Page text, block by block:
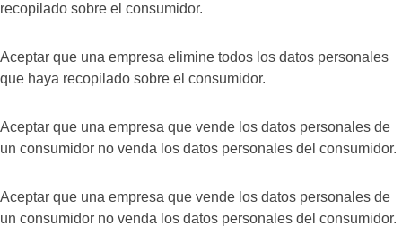
recopilado sobre el consumidor.
Aceptar que una empresa elimine todos los datos personales
que haya recopilado sobre el consumidor.
Aceptar que una empresa que vende los datos personales de
un consumidor no venda los datos personales del consumidor.
Aceptar que una empresa que vende los datos personales de
un consumidor no venda los datos personales del consumidor.